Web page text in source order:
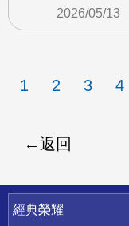
2026/05/13
1 2 3 4
返回
快速連結
經典榮耀